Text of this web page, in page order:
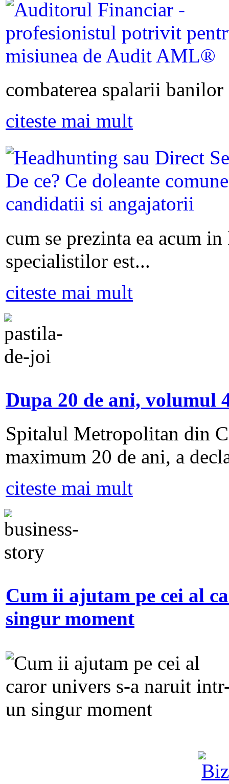
combaterea spalarii
citeste mai mult
cum se prezinta ea acum
specialistilor est...
citeste mai mult
Dupa 20 de ani, volumul
Spitalul Metropolitan din
maximum 20 de ani, a
citeste mai mult
Cum ii ajutam pe cei al
singur moment